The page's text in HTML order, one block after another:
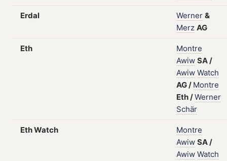
Erdal Werner &
Merz AG
Eth
Montre
Awiw SA/
Awiw Watch
AG/ Montre
Eth/Werner
Schär
Eth Watch
Montre
Awiw SA/
Awiw Watch